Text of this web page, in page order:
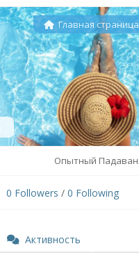
Главная
Опытный Падаван
0 Followers / 0 Following
Активность